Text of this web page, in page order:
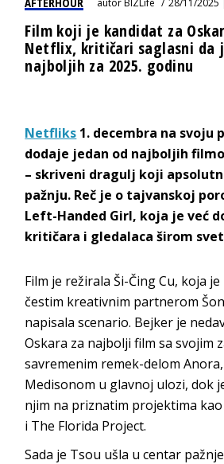
Film koji je kandidat za
Netflix, kritičari saglasni da
najboljih za 2025. godinu
Netfliks 1. decembra na svoju
dodaje jedan od najboljih
– skriveni dragulj koji
pažnju. Reč je o tajvanskoj
Left-Handed Girl, koja je već
kritičara i gledalaca širom
Film je režirala Ši-Čing Cu, koja
čestim kreativnim partnerom
napisala scenario. Bejker je
Oskara za najbolji film sa svojim
savremenim remek-delom
Medisonom u glavnoj ulozi, dok
njim na priznatim projektima
i The Florida Project.
Sada je Tsou ušla u centar